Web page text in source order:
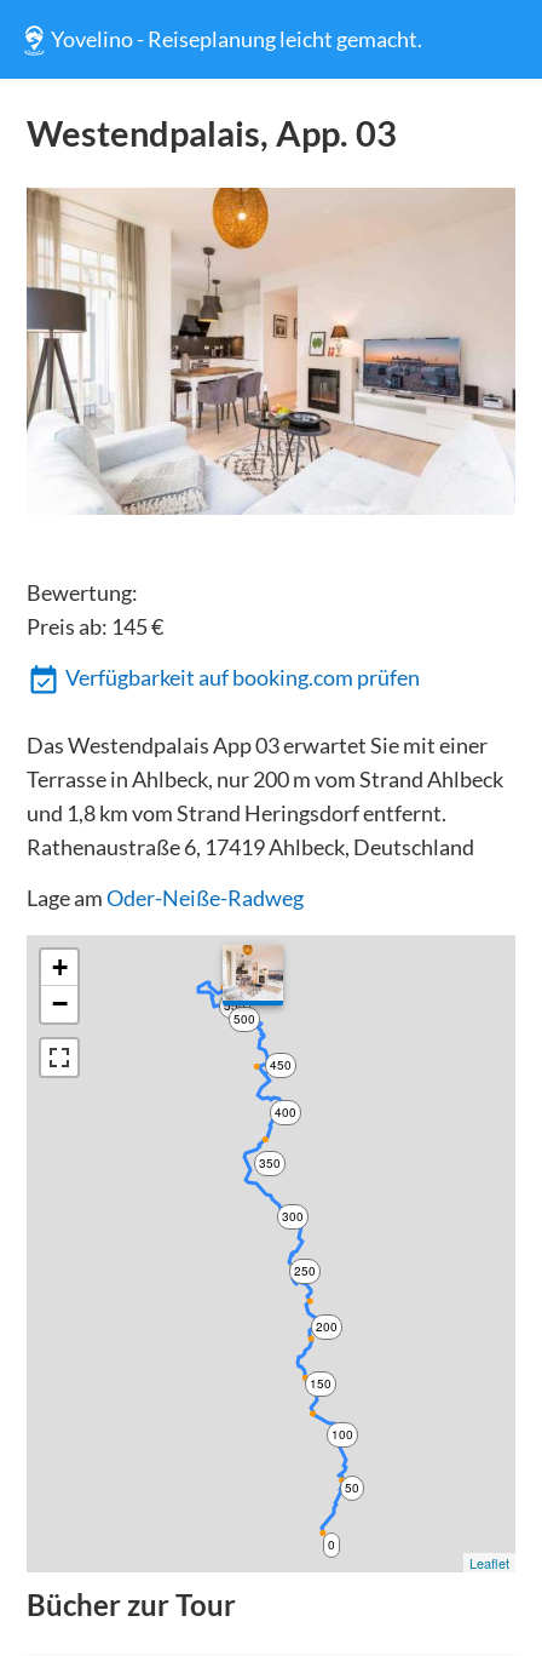
Yovelino - Reiseplanung leicht gemacht.
Westendpalais, App. 03
Bewertung:
Preis ab: 145€
Verfügbarkeit auf booking.com prüfen
Das Westendpalais App 03 erwartet Sie mit einer
Terrasse in Ahlbeck, nur 200 m vom Strand Ahlbeck
und 1,8 km vom Strand Heringsdorf entfernt.
Rathenaustraße 6, 17419 Ahlbeck, Deutschland
Lage amOder-Neiße-Radweg
0
50
100
150
200
250
300
350
400
450
500
550
+
−
Leaflet
Bücher zur Tour